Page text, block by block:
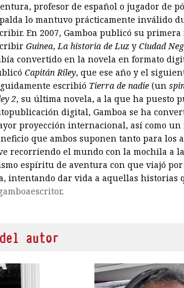
profesor de español o jugador de
lo mantuvo prácticamente inválido
En 2007, Gamboa publicó su
Guinea,La historia de Luz y Ciudad
convertido en la novela en formato
Capitán Riley, que ese año y el
escribió Tierra de nadie (un
2, su última novela, a la que ha puesto
digital, Gamboa se ha
proyección internacional, así como
que ambos suponen tanto para los
recorriendo el mundo con la mochila a
espíritu de aventura con que viajó
intentando dar vida a aquellas historias
.
autor